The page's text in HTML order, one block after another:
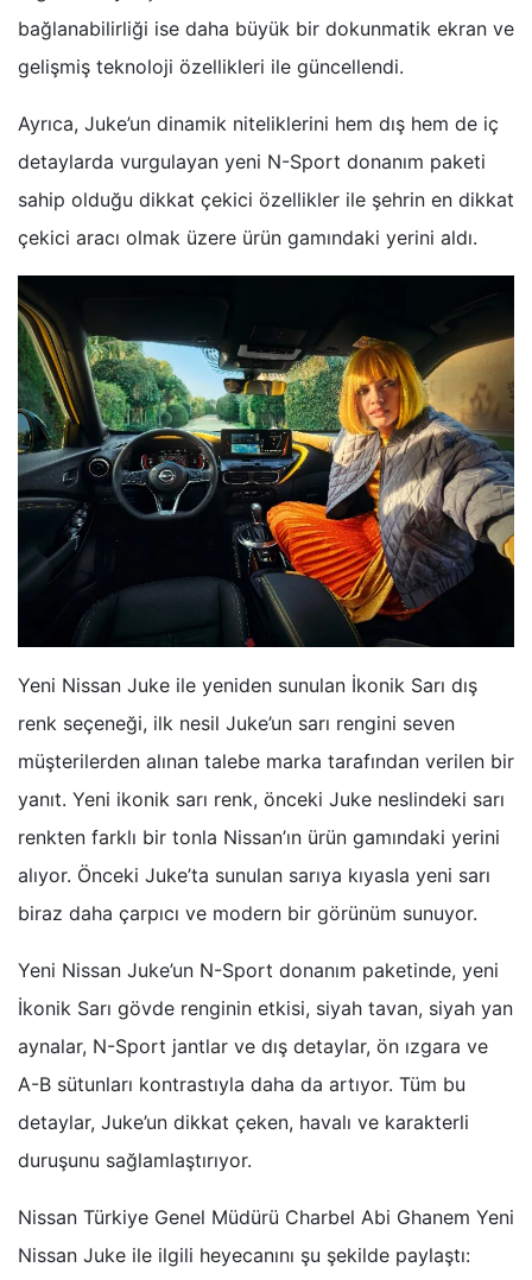
bağlanabilirliği ise daha büyük bir dokunmatik ekran ve
gelişmiş teknoloji özellikleri ile güncellendi.
Ayrıca, Juke’un dinamik niteliklerini hem dış hem de iç
detaylarda vurgulayan yeni N-Sport donanım paketi
sahip olduğu dikkat çekici özellikler ile şehrin en dikkat
çekici aracı olmak üzere ürün gamındaki yerini aldı.
Yeni Nissan Juke ile yeniden sunulan İkonik Sarı dış
renk seçeneği, ilk nesil Juke’un sarı rengini seven
müşterilerden alınan talebe marka tarafından verilen bir
yanıt. Yeni ikonik sarı renk, önceki Juke neslindeki sarı
renkten farklı bir tonla Nissan’ın ürün gamındaki yerini
alıyor. Önceki Juke’ta sunulan sarıya kıyasla yeni sarı
biraz daha çarpıcı ve modern bir görünüm sunuyor.
Yeni Nissan Juke’un N-Sport donanım paketinde, yeni
İkonik Sarı gövde renginin etkisi, siyah tavan, siyah yan
aynalar, N-Sport jantlar ve dış detaylar, ön ızgara ve
A-B sütunları kontrastıyla daha da artıyor. Tüm bu
detaylar, Juke’un dikkat çeken, havalı ve karakterli
duruşunu sağlamlaştırıyor.
Nissan Türkiye Genel Müdürü Charbel Abi Ghanem Yeni
Nissan Juke ile ilgili heyecanını şu şekilde paylaştı: